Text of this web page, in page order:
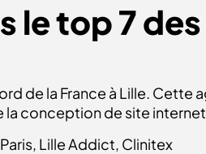
letop 7
de la France à Lille. Cette
conception de site
Lille Addict, Clinitex